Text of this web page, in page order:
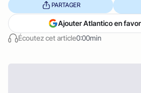
Écoutez cet article0:00min
PARTAGER
Ajouter Atlantico en